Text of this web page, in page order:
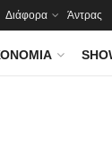
Διάφορα Άντρας